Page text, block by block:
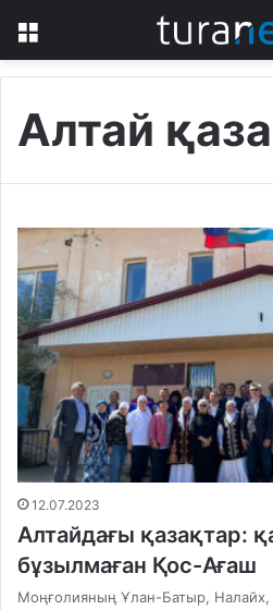
Алтай
12.07.2023
Алтайдағы қазақтар:
бұзылмаған Қос-Ағаш
Моңғолияның Ұлан-Батыр, Налайх,